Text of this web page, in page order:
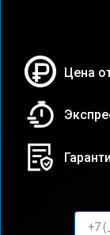
Цена